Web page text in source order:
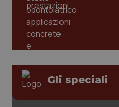
Gli speciali